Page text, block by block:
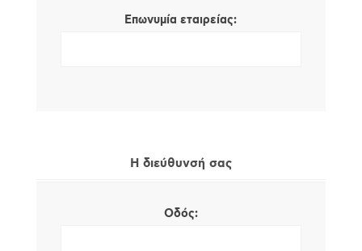
Επωνυμία εταιρείας:
Η διεύθυνσή σας
Οδός: